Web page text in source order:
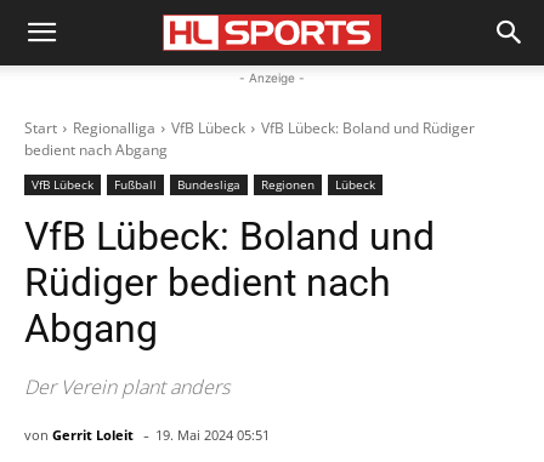
- Anzeige -
Start Regionalliga VfB Lübeck
VfB Lübeck: Boland und Rüdiger
bedient nach Abgang
VfB Lübeck Fußball Bundesliga Regionen Lübeck
VfB Lübeck: Boland und
Rüdiger bedient nach
Abgang
Der Verein plant anders
von Gerrit Loleit - 19. Mai 2024 05:51